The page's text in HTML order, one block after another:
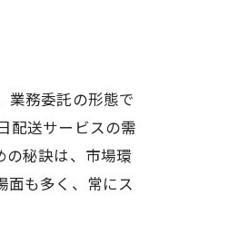
業務委託の形態で
配送サービスの需
の秘訣は、市場環
面も多く、常にス